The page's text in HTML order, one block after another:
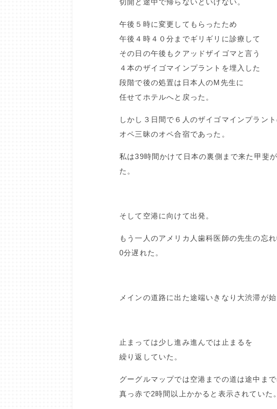
午後５時に変更してもらったため
午後４時４０分までギリギリに診療して
その日の午後もクアッドザイゴマと言う
４本のザイゴマインプラントを埋入した
段階で後の処置は日本人のM先生に
任せてホテルへと戻った。
しかし３日間で６人のザイゴマインプラン
オペ三昧のオペ合宿であった。
私は39時間かけて日本の裏側まで来た甲斐
た。
そして空港に向けて出発。
もう一人のアメリカ人歯科医師の先生の忘
0分遅れた。
メインの道路に出た途端いきなり大渋滞が始
止まっては少し進み進んでは止まるを
繰り返していた。
グーグルマップでは空港までの道は途中まで
真っ赤で2時間以上かかると表示されていた。